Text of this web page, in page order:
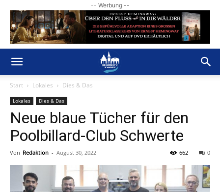
-- Werbung --
Start Lokales Dies & Das
Lokales Dies & Das
Neue blaue Tücher für den
Poolbillard-Club Schwerte
Von Redaktion - August 30, 2022 0
662